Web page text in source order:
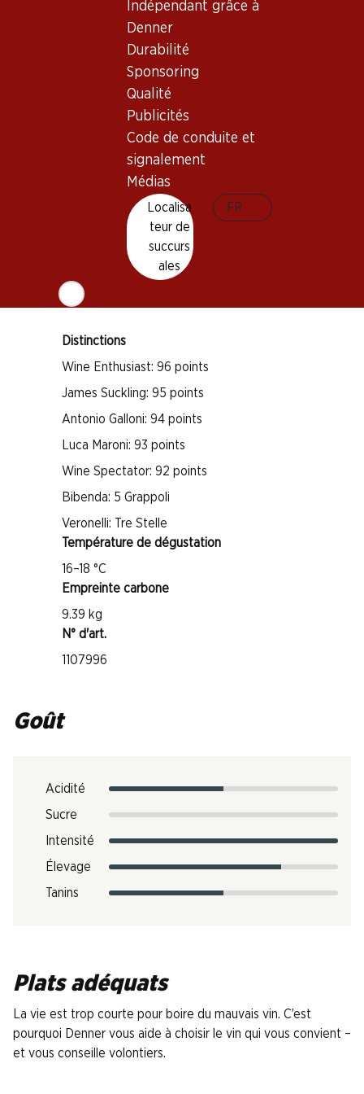
Indépendant grâce à
Denner
Durabilité
Sponsoring
Qualité
Publicités
Code de conduite et
signalement
Médias
Localisa
teur de
succurs
ales
FR
Bon à savoir
4–10 ans
Distinctions
Wine Enthusiast: 96 points
James Suckling: 95 points
Antonio Galloni: 94 points
Luca Maroni: 93 points
Wine Spectator: 92 points
Bibenda: 5 Grappoli
Veronelli: Tre Stelle
Température de dégustation
16–18 °C
Empreinte carbone
9.39 kg
N° d'art.
1107996
Goût
Acidité
Sucre
Intensité
Élevage
Tanins
Plats adéquats
La vie est trop courte pour boire du mauvais vin. C’est
pourquoi Denner vous aide à choisir le vin qui vous convient –
et vous conseille volontiers.